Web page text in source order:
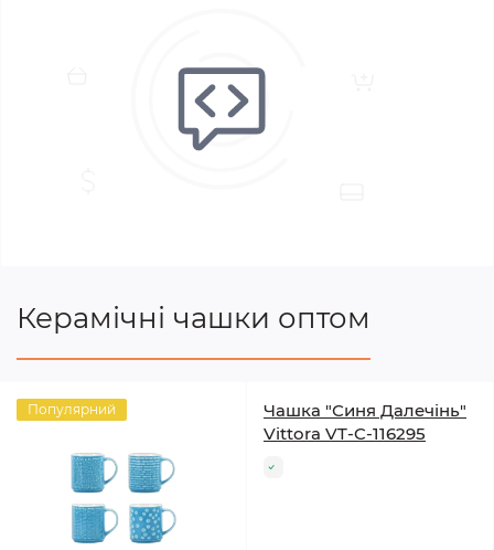
Керамічні чашки оптом
Популярний
Чашка "Синя Далечінь"
Vittora VT-C-116295